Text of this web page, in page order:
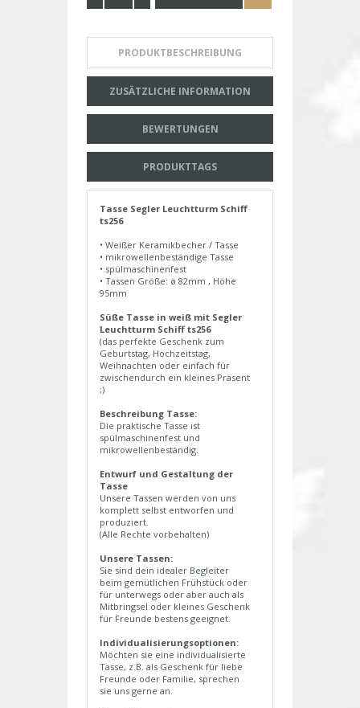
PRODUKTBESCHREIBUNG
ZUSÄTZLICHE INFORMATION
BEWERTUNGEN
PRODUKTTAGS
Tasse Segler Leuchtturm Schiff
ts256
• Weißer Keramikbecher / Tasse
• mikrowellenbeständige Tasse
• spülmaschinenfest
• Tassen Größe: ø 82mm , Höhe
95mm
Süße Tasse in weiß mit Segler
Leuchtturm Schiff ts256
(das perfekte Geschenk zum
Geburtstag, Hochzeitstag,
Weihnachten oder einfach für
zwischendurch ein kleines Präsent
;)
Beschreibung Tasse:
Die praktische Tasse ist
spülmaschinenfest und
mikrowellenbeständig.
Entwurf und Gestaltung der
Tasse
Unsere Tassen werden von uns
komplett selbst entworfen und
produziert.
(Alle Rechte vorbehalten)
Unsere Tassen:
Sie sind dein idealer Begleiter
beim gemütlichen Frühstück oder
für unterwegs oder aber auch als
Mitbringsel oder kleines Geschenk
für Freunde bestens geeignet.
Individualisierungsoptionen:
Möchten sie eine individualisierte
Tasse, z.B. als Geschenk für liebe
Freunde oder Familie, sprechen
sie uns gerne an.